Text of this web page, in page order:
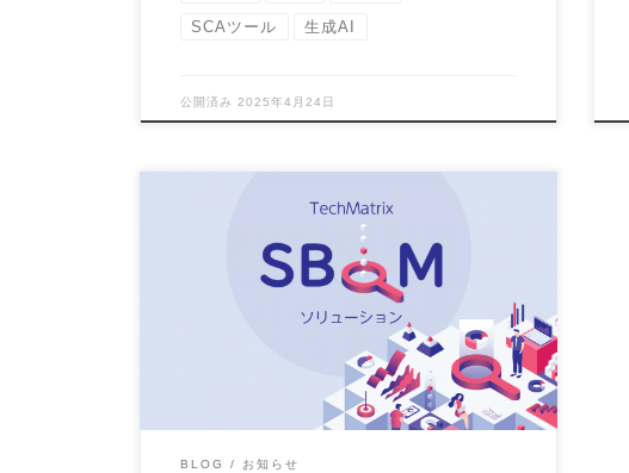
SCAツール 生成AI
公開済み2025年4月24日
テクマトリックス株式会社は、SBOMの作成や管
理、SBOM導入に向けた体制づくりなど、お客様
BLOG お知らせ